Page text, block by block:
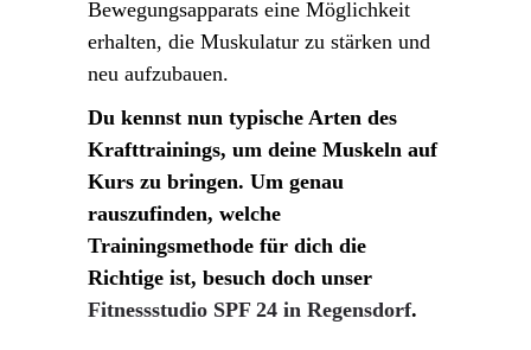
Bewegungsapparats eine Möglichkeit
erhalten, die Muskulatur zu stärken und
neu aufzubauen.
Du kennst nun typische Arten des
Krafttrainings, um deine Muskeln auf
Kurs zu bringen. Um genau
rauszufinden, welche
Trainingsmethode für dich die
Richtige ist, besuch doch unser
Fitnessstudio SPF 24 in Regensdorf.